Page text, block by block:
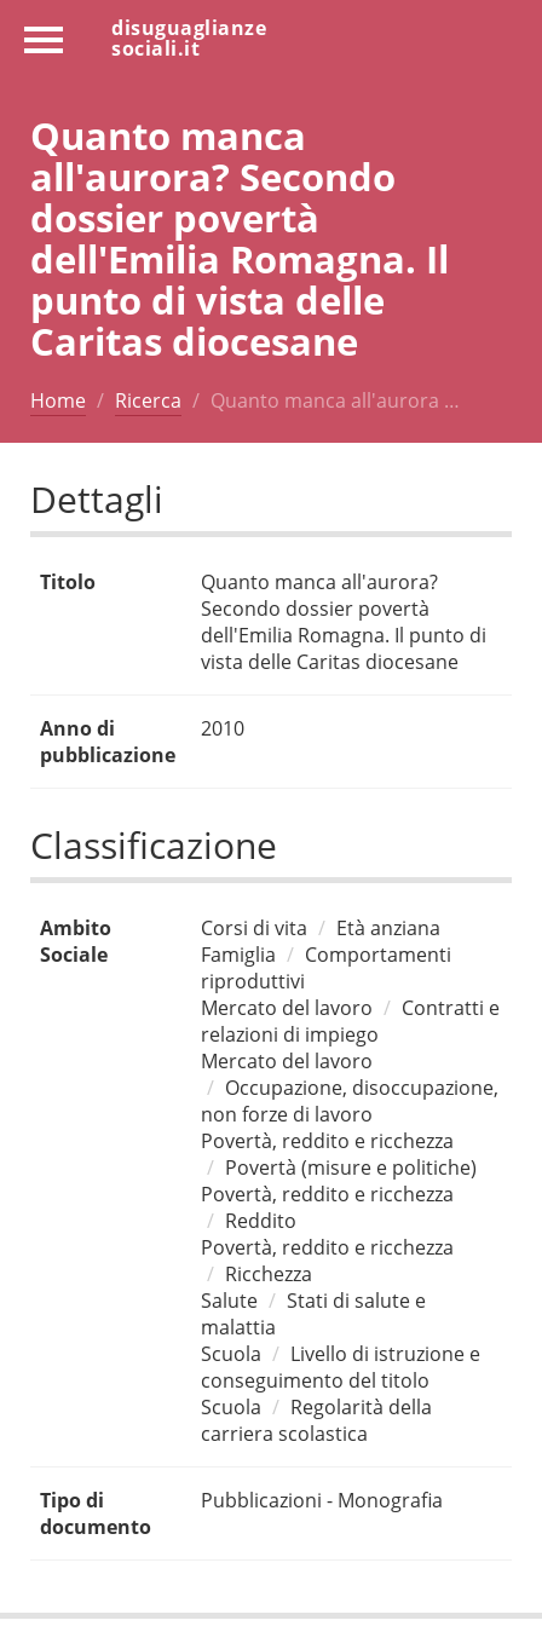
disuguaglianze
sociali.it
Quanto manca
all'aurora? Secondo
dossier povertà
dell'Emilia Romagna. Il
punto di vista delle
Caritas diocesane
Home Ricerca Quanto manca all'aurora …
Dettagli
Titolo
Quanto manca all'aurora?
Secondo dossier povertà
dell'Emilia Romagna. Il punto di
vista delle Caritas diocesane
Anno di
pubblicazione
2010
Classificazione
Ambito
Sociale
Corsi di vita
Età anziana
Famiglia
Comportamenti
riproduttivi
Mercato del lavoro
Contratti e
relazioni di impiego
Mercato del lavoro
Occupazione, disoccupazione,
non forze di lavoro
Povertà, reddito e ricchezza
Povertà (misure e politiche)
Povertà, reddito e ricchezza
Reddito
Povertà, reddito e ricchezza
Ricchezza
Salute
Stati di salute e
malattia
Scuola
Livello di istruzione e
conseguimento del titolo
Scuola
Regolarità della
carriera scolastica
Tipo di
documento
Pubblicazioni - Monografia